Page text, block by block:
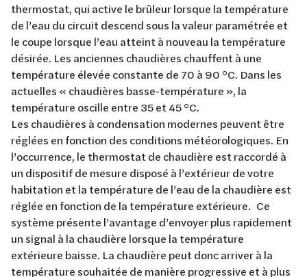
thermostat, qui active le brûleur lorsque la température
de l’eau du circuit descend sous la valeur paramétrée et
le coupe lorsque l’eau atteint à nouveau la température
désirée. Les anciennes chaudières chauffent à une
température élevée constante de 70 à 90 °C. Dans les
actuelles « chaudières basse-température », la
température oscille entre 35 et 45 °C.
Les chaudières à condensation modernes peuvent être
réglées en fonction des conditions météorologiques. En
l’occurrence, le thermostat de chaudière est raccordé à
un dispositif de mesure disposé à l’extérieur de votre
habitation et la température de l’eau de la chaudière est
réglée en fonction de la température extérieure. Ce
système présente l’avantage d’envoyer plus rapidement
un signal à la chaudière lorsque la température
extérieure baisse. La chaudière peut donc arriver à la
température souhaitée de manière progressive et à plus